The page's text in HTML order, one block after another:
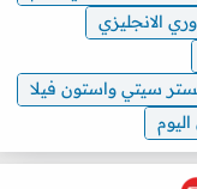
الانجليزي
سيتي واستون فيلا